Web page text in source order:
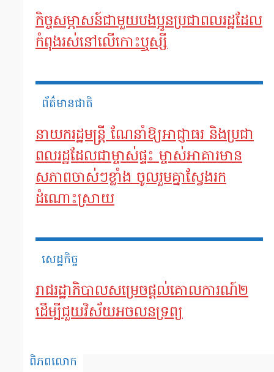
កិច្ចសម្ភាសន៍ជាមួយបងប្អូនប្រជាពលរដ្ឋដែល
កំពុងរស់នៅលើកោះឬស្សី
ព័ត៌មានជាតិ
នាយករដ្ឋមន្ត្រី ណែនាំឱ្យអាជ្ញាធរ និងប្រជា
ពលរដ្ឋដែលជាម្ចាស់ផ្ទះ ម្ចាស់អាគារមាន
សភាពចាស់ៗខ្លាំង ចូលរួមគ្នាស្វែងរក
ដំណោះស្រាយ
សេដ្ឋកិច្ច
រាជរដ្ឋាភិបាល​សម្រេចផ្តល់គោលការណ៍២
ដើម្បីជួយ​វិស័យ​អចលនទ្រព្យ
ពិភពលោក